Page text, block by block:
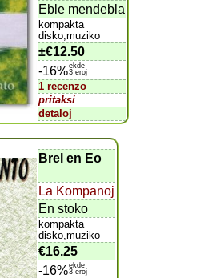
Eble mendebla
kompakta
disko,muziko
±€12.50
-16%ekde
3 eroj
1 recenzo
pritaksi
detaloj
Brel en Eo
La Kompanoj
En stoko
kompakta
disko,muziko
€16.25
-16%ekde
3 eroj